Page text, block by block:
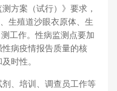
方案（试行）》要求，
生殖道沙眼衣原体、生
工作。性病监测点要加
病疫情报告质量的核
时性。
、培训、调查员工作等